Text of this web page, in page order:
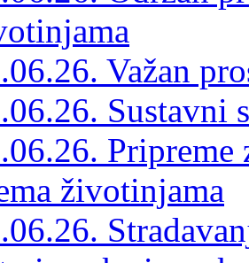
Važan
Sustavni
životinjama